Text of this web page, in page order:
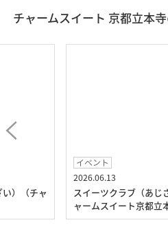
チャームスイート 京都立本
）（チャ
イベント
2026.06.13
スイーツクラブ（あじ
ャームスイート京都立